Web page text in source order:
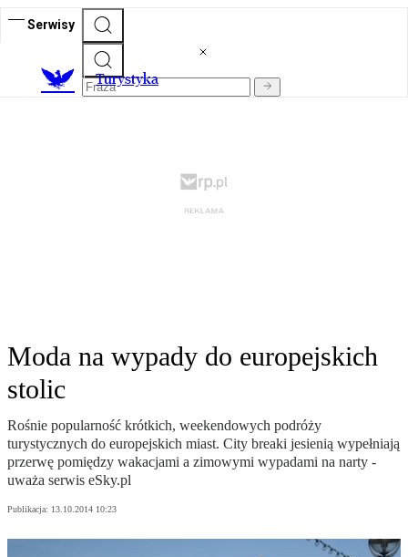
Serwisy
Turystyka
Moda na wypady do europejskich
stolic
Rośnie popularność krótkich, weekendowych podróży
turystycznych do europejskich miast. City breaki jesienią wypełniają
przerwę pomiędzy wakacjami a zimowymi wypadami na narty -
uważa serwis eSky.pl
Publikacja: 13.10.2014 10:23